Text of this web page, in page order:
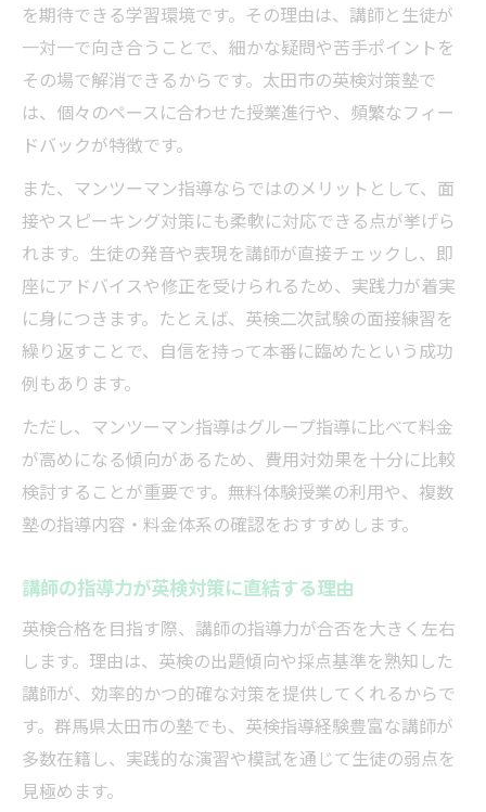
を期待できる学習環境です。その理由は、講師と生徒が
一対一で向き合うことで、細かな疑問や苦手ポイントを
その場で解消できるからです。太田市の英検対策塾で
は、個々のペースに合わせた授業進行や、頻繁なフィー
ドバックが特徴です。
また、マンツーマン指導ならではのメリットとして、面
接やスピーキング対策にも柔軟に対応できる点が挙げら
れます。生徒の発音や表現を講師が直接チェックし、即
座にアドバイスや修正を受けられるため、実践力が着実
に身につきます。たとえば、英検二次試験の面接練習を
繰り返すことで、自信を持って本番に臨めたという成功
例もあります。
ただし、マンツーマン指導はグループ指導に比べて料金
が高めになる傾向があるため、費用対効果を十分に比較
検討することが重要です。無料体験授業の利用や、複数
塾の指導内容・料金体系の確認をおすすめします。
講師の指導力が英検対策に直結する理由
英検合格を目指す際、講師の指導力が合否を大きく左右
します。理由は、英検の出題傾向や採点基準を熟知した
講師が、効率的かつ的確な対策を提供してくれるからで
す。群馬県太田市の塾でも、英検指導経験豊富な講師が
多数在籍し、実践的な演習や模試を通じて生徒の弱点を
見極めます。